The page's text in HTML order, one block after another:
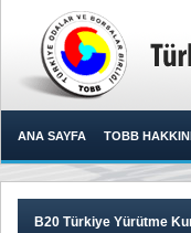
ANA SAYFA TOBB
B20 Türkiye Yürütme